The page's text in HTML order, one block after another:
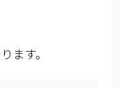
ます。